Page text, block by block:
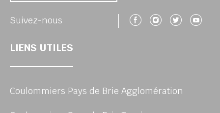
Suivez-nous Suivez-nous
Suivez-
LIENS UTILES
Coulommiers Pays de Brie Agglomération